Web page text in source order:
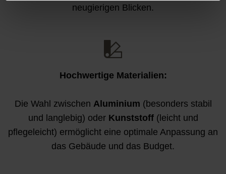
neugierigen Blicken.
Hochwertige Materialien:
Die Wahl zwischen Aluminium (besonders stabil
und langlebig) oder Kunststoff(leicht und
pflegeleicht) ermöglicht eine optimale Anpassung an
das Gebäude und das Budget.